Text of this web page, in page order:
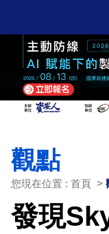
觀點
您現在位置 : 首頁 >
發現